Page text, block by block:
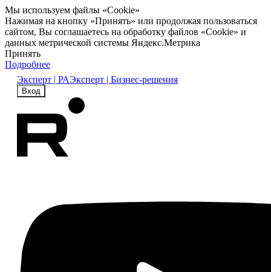
Мы используем файлы «Cookie»
Нажимая на кнопку «Принять» или продолжая пользоваться
сайтом, Вы соглашаетесь на обработку файлов «Cookie» и
данных метрической системы Яндекс.Метрика
Принять
Подробнее
Эксперт | РАЭксперт | Бизнес-решения
Вход